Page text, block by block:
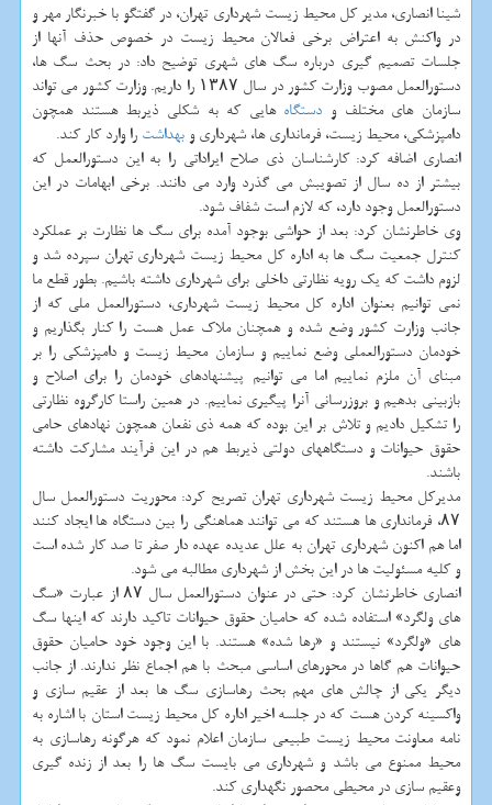
شینا انصاری، مدیر كل محیط زیست شهرداری تهران، در گفتگو با خبرنگار مهر و
در واكنش به اعتراض برخی فعالان محیط زیست در خصوص حذف آنها از
جلسات تصمیم گیری درباره سگ های شهری توضیح داد: در بحث سگ ها،
دستورالعمل مصوب وزارت كشور در سال ۱۳۸۷ را داریم. وزارت كشور می تواند
سازمان های مختلف و دستگاه هایی كه به شكلی ذیربط هستند همچون
دامپزشكی، محیط زیست، فرمانداری ها، شهرداری و بهداشت را وارد كار كند.
انصاری اضافه كرد: كارشناسان ذی صلاح ایراداتی را به این دستورالعمل كه
بیشتر از ده سال از تصویبش می گذرد وارد می دانند. برخی ابهامات در این
دستورالعمل وجود دارد، كه لازم است شفاف شود.
وی خاطرنشان كرد: بعد از حواشی بوجود آمده برای سگ ها نظارت بر عملكرد
كنترل جمعیت سگ ها به اداره كل محیط زیست شهرداری تهران سپرده شد و
لزوم داشت كه یك رویه نظارتی داخلی برای شهرداری داشته باشیم. بطور قطع ما
نمی توانیم بعنوان اداره كل محیط زیست شهرداری، دستورالعمل ملی كه از
جانب وزارت كشور وضع شده و همچنان ملاك عمل هست را كنار بگذاریم و
خودمان دستورالعملی وضع نماییم و سازمان محیط زیست و دامپزشكی را بر
مبنای آن ملزم نماییم اما می توانیم پیشنهادهای خودمان را برای اصلاح و
بازبینی بدهیم و بروزرسانی آنرا پیگیری نماییم. در همین راستا كارگروه نظارتی
را تشكیل دادیم و تلاش بر این بوده كه همه ذی نفعان همچون نهادهای حامی
حقوق حیوانات و دستگاههای دولتی ذیربط هم در این فرآیند مشاركت داشته
باشند.
مدیركل محیط زیست شهرداری تهران تصریح كرد: محوریت دستورالعمل سال
۸۷، فرمانداری ها هستند كه می توانند هماهنگی را بین دستگاه ها ایجاد كنند
اما هم اكنون شهرداری تهران به علل عدیده عهده دار صفر تا صد كار شده است
و كلیه مسئولیت ها در این بخش از شهرداری مطالبه می شود.
انصاری خاطرنشان كرد: حتی در عنوان دستورالعمل سال ۸۷ از عبارت «سگ
های ولگرد» استفاده شده كه حامیان حقوق حیوانات تاكید دارند كه اینها سگ
های «ولگرد» نیستند و «رها شده» هستند. با این وجود خود حامیان حقوق
حیوانات هم گاها در محورهای اساسی مبحث با هم اجماع نظر ندارند. از جانب
دیگر یكی از چالش های مهم بحث رهاسازی سگ ها بعد از عقیم سازی و
واكسینه كردن هست كه در جلسه اخیر اداره كل محیط زیست استان با اشاره به
نامه معاونت محیط زیست طبیعی سازمان اعلام نمود كه هرگونه رهاسازی به
محیط ممنوع می باشد و شهرداری می بایست سگ ها را بعد از زنده گیری
وعقیم سازی در محیطی محصور نگهداری كند.